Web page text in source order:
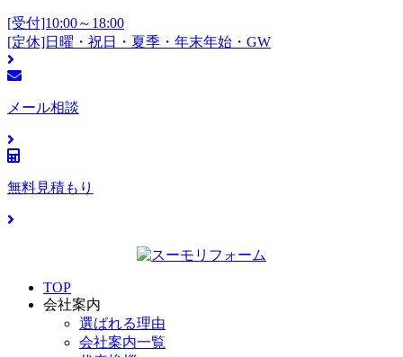
[受付]10:00～18:00
[定休]日曜・祝日・夏季・年末年始・GW
メール相談
無料見積もり
TOP
会社案内
選ばれる理由
会社案内一覧